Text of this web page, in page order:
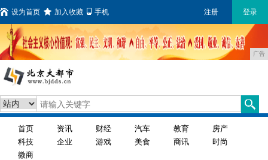
设为首页 加入收藏 手机 注册 登录
广告
首页 资讯 财经 汽车 教育
房产
科技
企业 游戏 美食 商讯
时尚
微商